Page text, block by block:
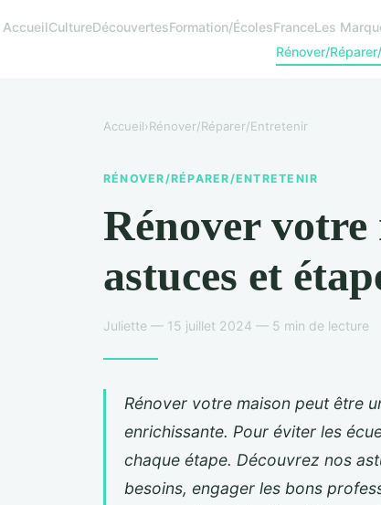
AccueilCultureDécouvertesFormation/ÉcolesFranceLes
Rénover/
Accueil›Rénover/Réparer/Entretenir
RÉNOVER/RÉPARER/ENTRETENIR
Rénover votre
astuces et
Juliette — 15 juillet 2024 — 5 min de lecture
Rénover votre maison peut être
enrichissante. Pour éviter les
chaque étape. Découvrez nos
besoins, engager les bons